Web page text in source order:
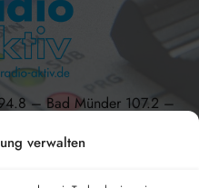
verwalten
– Bad Münder 107.2 –
9C